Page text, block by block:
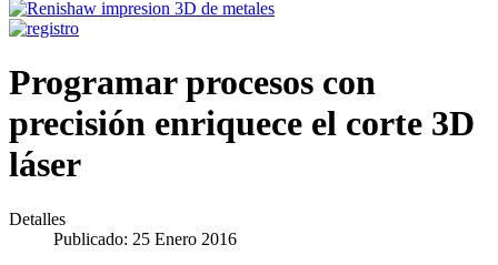
Programar procesos con
precisión enriquece el corte 3D
láser
Detalles
Publicado: 25 Enero 2016